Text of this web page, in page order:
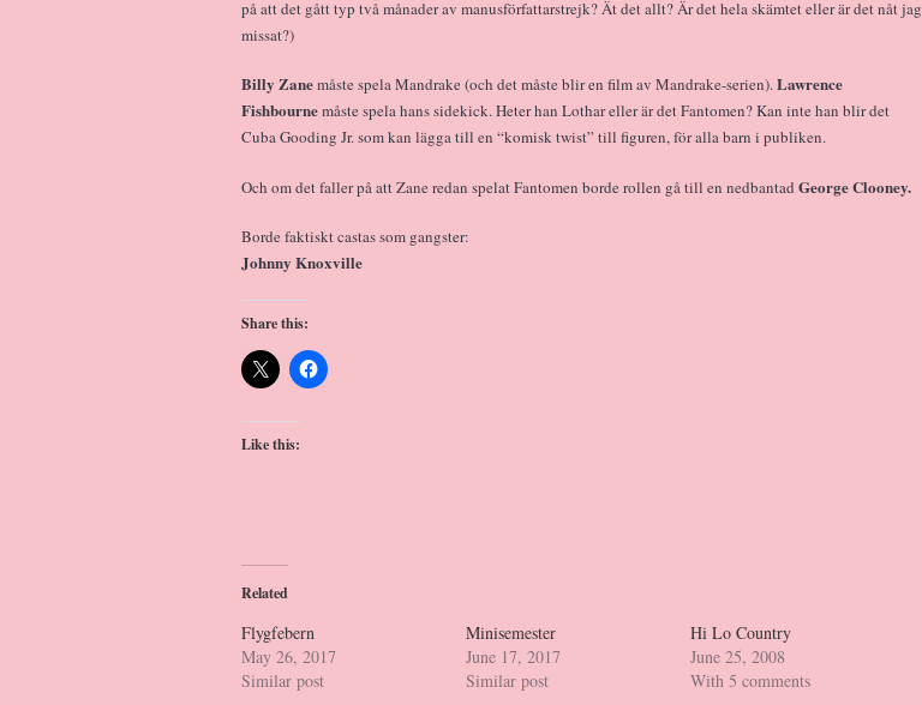
på att det gått typ två månader av manusförfattarstrejk? Ät det allt? Är det hela skämtet eller är det nåt jag
missat?)
Billy Zanemåste spela Mandrake (och det måste blir en film av Mandrake-serien).Lawrence
Fishbournemåste spela hans sidekick. Heter han Lothar eller är det Fantomen? Kan inte han blir det
Cuba Gooding Jr. som kan lägga till en “komisk twist” till figuren, för alla barn i publiken.
Och om det faller på att Zane redan spelat Fantomen borde rollen gå till en nedbantad George Clooney.
Borde faktiskt castas som gangster:
Johnny Knoxville
Share this:
Like this:
Related
Flygfebern
May 26, 2017
Similar post
Minisemester
June 17, 2017
Similar post
Hi Lo Country
June 25, 2008
With 5 comments